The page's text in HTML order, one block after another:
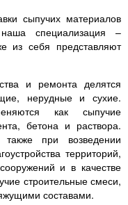
сыпучих материалов
специализация –
из себя представляют
и ремонта делятся
нерудные и сухие.
как сыпучие
бетона и раствора.
при возведении
территорий,
и в качестве
строительные смеси,
составами.